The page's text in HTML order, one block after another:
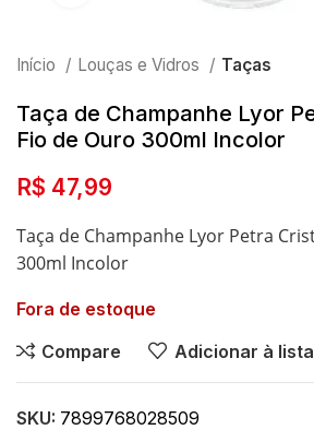
Início Louças e Vidros Taças
Taça de Champanhe Lyor
Fio de Ouro 300ml Incolor
R$ 47,99
Taça de Champanhe Lyor Petra
300ml Incolor
Fora de estoque
Compare
Adicionar à
SKU: 7899768028509